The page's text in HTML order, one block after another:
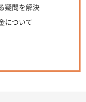
疑問を解決
について